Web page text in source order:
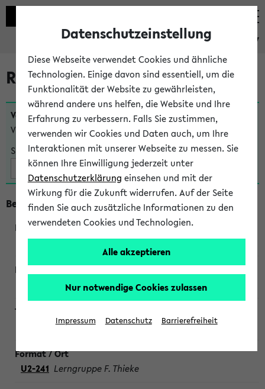
eKVV
Raumänderungen
Veranstaltungen , bei denen sich nach dem24.07.2026
Veranstaltungsorte geändert haben:
Suche:
Beginn um 8 Uhr
219801
SONDERTERMINE CHEMIE
U2-241 Lerngruppe F. Thieke
Datenschutzeinstellung
Diese Webseite verwendet Cookies und ähnliche
Technologien. Einige davon sind essentiell, um die
Funktionalität der Website zu gewährleisten,
während andere uns helfen, die Website und Ihre
Erfahrung zu verbessern. Falls Sie zustimmen,
verwenden wir Cookies und Daten auch, um Ihre
Interaktionen mit unserer Webseite zu messen. Sie
können Ihre Einwilligung jederzeit unter
Datenschutzerklärung einsehen und mit der
Wirkung für die Zukunft widerrufen. Auf der Seite
finden Sie auch zusätzliche Informationen zu den
verwendeten Cookies und Technologien.
Alle akzeptieren
Nur notwendige Cookies zulassen
Impressum Datenschutz Barrierefreiheit